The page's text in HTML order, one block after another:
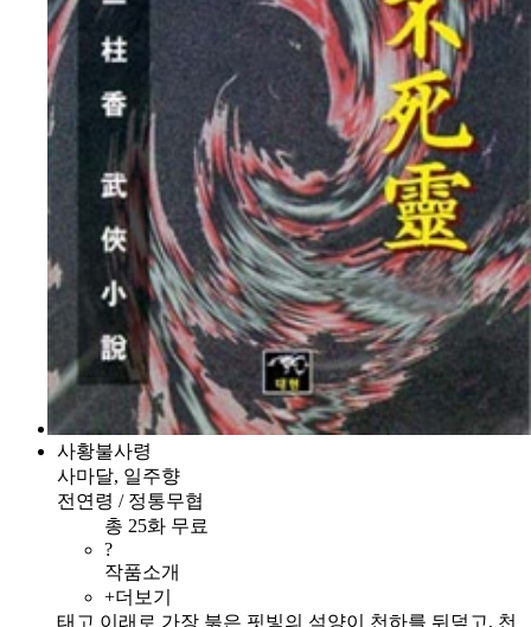
사황불사령
사마달, 일주향
전연령 / 정통무협
총 25화 무료
?
작품소개
+더보기
태고 이래로 가장 붉은 핏빛의 석양이 천하를 뒤덮고, 천